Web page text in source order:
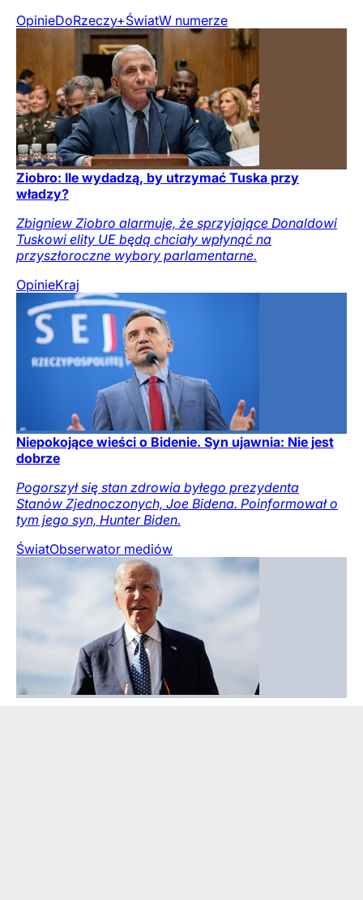
OpinieDoRzeczy+ŚwiatW numerze
Ziobro: Ile wydadzą, by utrzymać Tuska przy
władzy?
Zbigniew Ziobro alarmuje, że sprzyjające Donaldowi
Tuskowi elity UE będą chciały wpłynąć na
przyszłoroczne wybory parlamentarne.
OpinieKraj
Niepokojące wieści o Bidenie. Syn ujawnia: Nie jest
dobrze
Pogorszył się stan zdrowia byłego prezydenta
Stanów Zjednoczonych, Joe Bidena. Poinformował o
tym jego syn, Hunter Biden.
ŚwiatObserwator mediów